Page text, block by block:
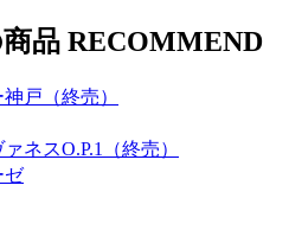
品 RECOMMEND
戸（終売）
ネスO.P.1（終売）
ゼ